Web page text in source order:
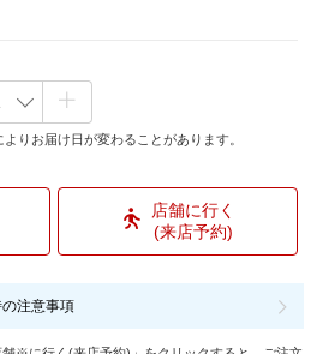
りお届け日が変わることがあります。
店舗に行く
(来店予約)
注意事項